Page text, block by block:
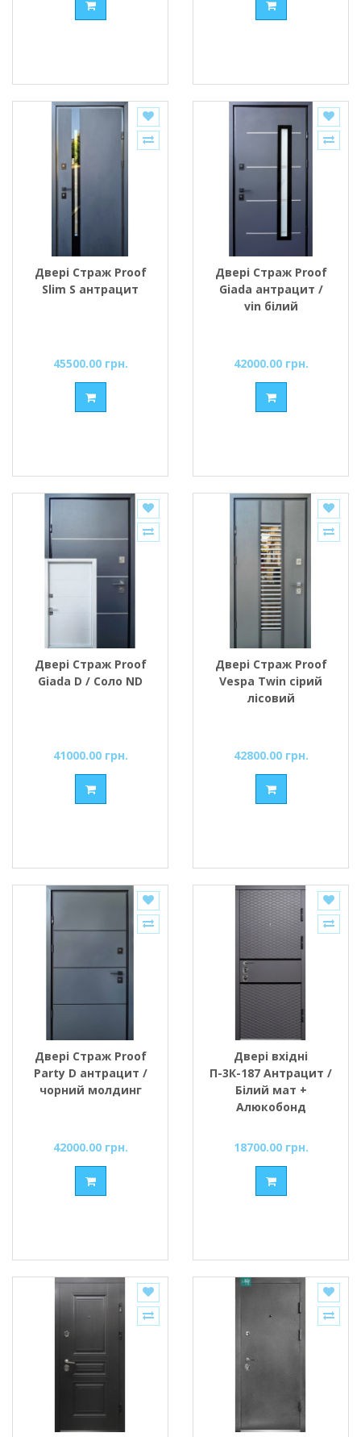
Двері Страж Proof
Slim S антрацит
45500.00 грн.
Двері Страж Proof
Giada антрацит /
vin білий
42000.00 грн.
Двері Страж Proof
Giada D / Соло ND
41000.00 грн.
Двері Страж Proof
Vespa Twin сірий
лісовий
42800.00 грн.
Двері Страж Proof
Party D антрацит /
чорний молдинг
42000.00 грн.
Двері вхідні
П-3К-187 Антрацит /
Білий мат +
Алюкобонд
Дверей
18700.00 грн.